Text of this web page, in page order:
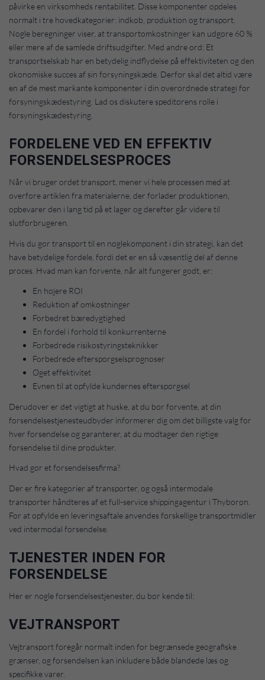
påvirke en virksomheds rentabilitet. Disse komponenter opdeles
normalt i tre hovedkategorier: indkøb, produktion og transport.
Nogle beregninger viser, at transportomkostninger kan udgøre 60 %
eller mere af de samlede driftsudgifter. Med andre ord: Et
transportselskab har en betydelig indflydelse på effektiviteten og den
økonomiske succes af sin forsyningskæde. Derfor skal det altid være
en af de mest markante komponenter i din overordnede strategi for
forsyningskædestyring. Lad os diskutere speditørens rolle i
forsyningskædestyring.
FORDELENE VED EN EFFEKTIV
FORSENDELSESPROCES
Når vi bruger ordet transport, mener vi hele processen med at
overføre artiklen fra materialerne, der forlader produktionen,
opbevarer den i lang tid på et lager og derefter går videre til
slutforbrugeren.
Hvis du gør transport til en nøglekomponent i din strategi, kan det
have betydelige fordele, fordi det er en så væsentlig del af denne
proces. Hvad man kan forvente, når alt fungerer godt, er:
En højere ROI
Reduktion af omkostninger
Forbedret bæredygtighed
En fordel i forhold til konkurrenterne
Forbedrede risikostyringsteknikker
Forbedrede efterspørgselsprognoser
Øget effektivitet
Evnen til at opfylde kundernes efterspørgsel
Derudover er det vigtigt at huske, at du bør forvente, at din
forsendelsestjenesteudbyder informerer dig om det billigste valg for
hver forsendelse og garanterer, at du modtager den rigtige
forsendelse til dine produkter.
Hvad gør et forsendelsesfirma?
Der er fire kategorier af transporter, og også intermodale
transporter håndteres af et full-service shippingagentur i Thyborøn.
For at opfylde en leveringsaftale anvendes forskellige transportmidler
ved intermodal forsendelse.
TJENESTER INDEN FOR
FORSENDELSE
Her er nogle forsendelsestjenester, du bør kende til:
VEJTRANSPORT
Vejtransport foregår normalt inden for begrænsede geografiske
grænser, og forsendelsen kan inkludere både blandede læs og
specifikke varer.